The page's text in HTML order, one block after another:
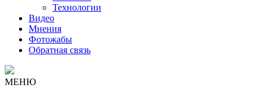
Технологии
Видео
Мнения
Фотожабы
Обратная связь
МЕНЮ